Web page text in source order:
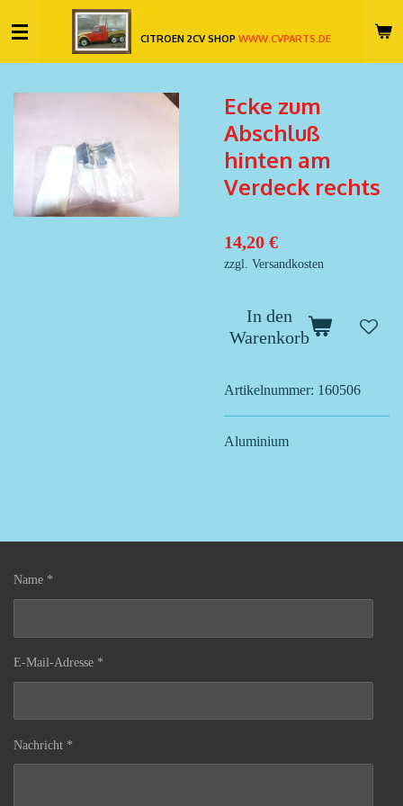
Hauptinhalt
springen
CITROEN 2CV SHOPWWW.CVPARTS.DE
Ecke zum
Abschluß
hinten am
Verdeck rechts
14,20 €
zzgl. Versandkosten
In den
Warenkorb
Artikelnummer: 160506
Aluminium
Name *
E-Mail-Adresse *
Nachricht *